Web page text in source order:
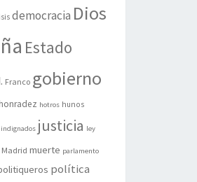
democracia Dios
Estado
Franco gobierno
honradez hotros hunos
indignados justicia ley
Madrid muerte parlamento
política